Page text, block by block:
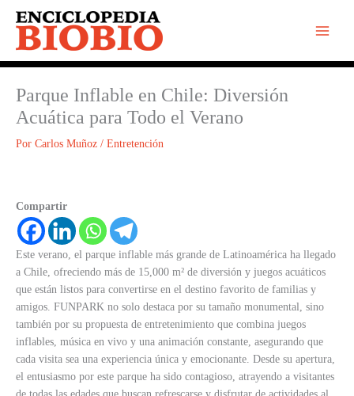
contenido
Parque Inflable en Chile: Diversión
Acuática para Todo el Verano
Por Carlos Muñoz / Entretención
Compartir
Este verano, el parque inflable más grande de Latinoamérica ha llegado
a Chile, ofreciendo más de 15,000 m² de diversión y juegos acuáticos
que están listos para convertirse en el destino favorito de familias y
amigos. FUNPARK no solo destaca por su tamaño monumental, sino
también por su propuesta de entretenimiento que combina juegos
inflables, música en vivo y una animación constante, asegurando que
cada visita sea una experiencia única y emocionante. Desde su apertura,
el entusiasmo por este parque ha sido contagioso, atrayendo a visitantes